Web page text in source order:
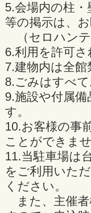
5.会場内の柱
等の掲示は、
（セロハンテ
6.利用を許可
7.建物内は全館
8.ごみはすべて
9.施設や付属
す。
10.お客様の事
ことができませ
11.当駐車場は
をご利用いた
ください。
また、主催者